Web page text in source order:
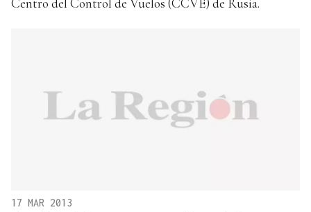
Centro del Control de Vuelos (CCVE) de Rusia.
17 MAR 2013